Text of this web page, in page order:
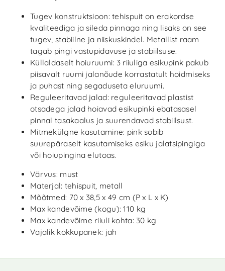
Tugev konstruktsioon: tehispuit on erakordse
kvaliteediga ja sileda pinnaga ning lisaks on see
tugev, stabiilne ja niiskuskindel. Metallist raam
tagab pingi vastupidavuse ja stabiilsuse.
Küllaldaselt hoiuruumi: 3 riiuliga esikupink pakub
piisavalt ruumi jalanõude korrastatult hoidmiseks
ja puhast ning segaduseta eluruumi.
Reguleeritavad jalad: reguleeritavad plastist
otsadega jalad hoiavad esikupinki ebatasasel
pinnal tasakaalus ja suurendavad stabiilsust.
Mitmekülgne kasutamine: pink sobib
suurepäraselt kasutamiseks esiku jalatsipingiga
või hoiupingina elutoas.
Värvus: must
Materjal: tehispuit, metall
Mõõtmed: 70 x 38,5 x 49 cm (P x L x K)
Max kandevõime (kogu): 110 kg
Max kandevõime riiuli kohta: 30 kg
Vajalik kokkupanek: jah